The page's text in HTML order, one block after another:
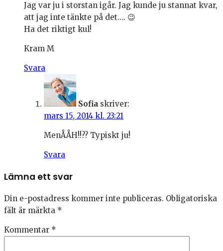
Jag var ju i storstan igår. Jag kunde ju stannat kvar,
att jag inte tänkte på det…. 😉
Ha det riktigt kul!
Kram M
Svara
Sofia skriver:
mars 15, 2014 kl. 23:21
MenÅÅH!!?? Typiskt ju!
Svara
Lämna ett svar
Din e-postadress kommer inte publiceras. Obligatoriska
fält är märkta *
Kommentar *